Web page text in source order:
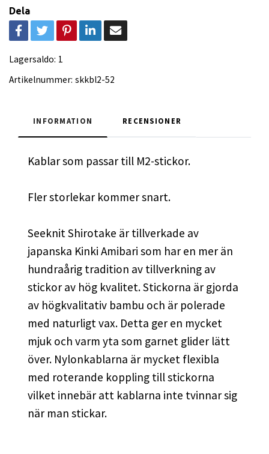
Dela
Lagersaldo: 1
Artikelnummer: skkbl2-52
INFORMATION RECENSIONER
Kablar som passar till M2-stickor.
Fler storlekar kommer snart.
Seeknit Shirotake är tillverkade av
japanska Kinki Amibari som har en mer än
hundraårig tradition av tillverkning av
stickor av hög kvalitet. Stickorna är gjorda
av högkvalitativ bambu och är polerade
med naturligt vax. Detta ger en mycket
mjuk och varm yta som garnet glider lätt
över. Nylonkablarna är mycket flexibla
med roterande koppling till stickorna
vilket innebär att kablarna inte tvinnar sig
när man stickar.